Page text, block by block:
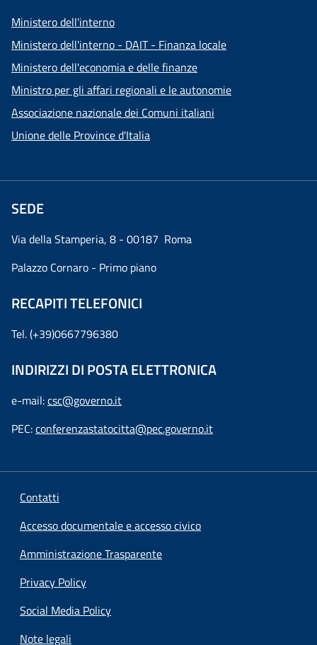
Ministero dell'interno
Ministero dell'interno - DAIT - Finanza locale
Ministero dell'economia e delle finanze
Ministro per gli affari regionali e le autonomie
Associazione nazionale dei Comuni italiani
Unione delle Province d'Italia
SEDE
Via della Stamperia, 8 - 00187 Roma
Palazzo Cornaro - Primo piano
RECAPITI TELEFONICI
Tel. (+39)0667796380
INDIRIZZI DI POSTA ELETTRONICA
e-mail:csc@governo.it
PEC:conferenzastatocitta@pec.governo.it
Contatti
Accesso documentale e accesso civico
Amministrazione Trasparente
Privacy Policy
Social Media Policy
Note legali